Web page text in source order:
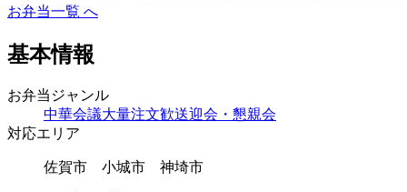
お弁当一覧 へ
基本情報
お弁当ジャンル
中華会議大量注文歓送迎会・懇親会
対応エリア
佐賀市 小城市 神埼市